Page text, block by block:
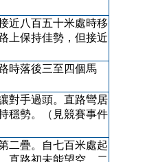
近八百五十米處時移
上保持佳勢，但接近
時落後三至四個馬
對手過頭。直路彎居
穩勢。（見競賽事件
二疊。自七百米處起
直路初未能望空。二